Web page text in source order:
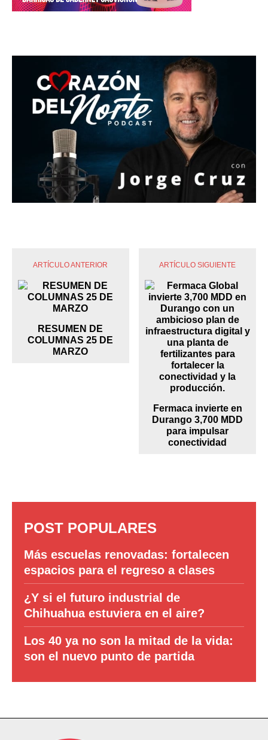
ARTÍCULO ANTERIOR
RESUMEN DE
COLUMNAS 25 DE
MARZO
ARTÍCULO SIGUIENTE
Fermaca invierte en
Durango 3,700 MDD
para impulsar
conectividad
POST POPULARES
Más escuelas renovadas: fortalecen
espacios para el regreso a clases
¿Y si el futuro industrial de
Chihuahua estuviera en el aire?
Los 40 ya no son la mitad de la vida:
son el nuevo punto de partida